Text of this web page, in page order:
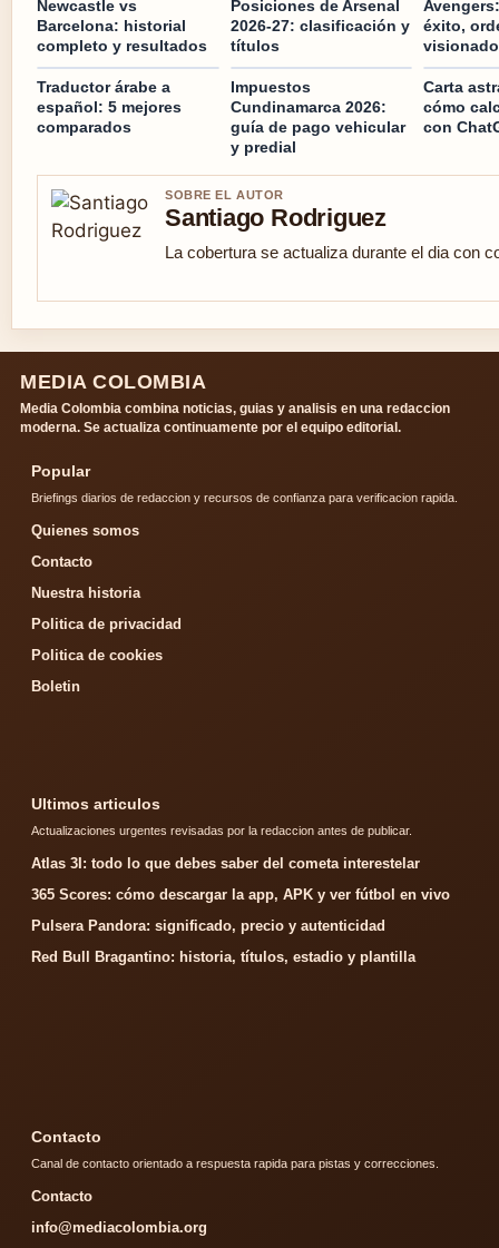
Newcastle vs
Barcelona: historial
completo y resultados
Posiciones de Arsenal
2026-27: clasificación y
títulos
éxito,
Traductor árabe a
español: 5 mejores
comparados
Impuestos
Cundinamarca 2026:
guía de pago vehicular
y predial
Carta
cómo
con
SOBRE EL AUTOR
Santiago Rodriguez
La cobertura se actualiza durante el dia con
MEDIA COLOMBIA
Media Colombia combina noticias, guias y analisis en una redaccion
moderna. Se actualiza continuamente por el equipo editorial.
Popular
Briefings diarios de redaccion y recursos de confianza para verificacion rapida.
Quienes somos
Contacto
Nuestra historia
Politica de privacidad
Politica de cookies
Boletin
Ultimos articulos
Actualizaciones urgentes revisadas por la redaccion antes de publicar.
Atlas 3I: todo lo que debes saber del cometa interestelar
365 Scores: cómo descargar la app, APK y ver fútbol en vivo
Pulsera Pandora: significado, precio y autenticidad
Red Bull Bragantino: historia, títulos, estadio y plantilla
Contacto
Canal de contacto orientado a respuesta rapida para pistas y correcciones.
Contacto
info@mediacolombia.org